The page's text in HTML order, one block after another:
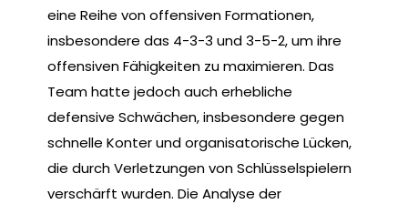
eine Reihe von offensiven Formationen,
insbesondere das 4-3-3 und 3-5-2, um ihre
offensiven Fähigkeiten zu maximieren. Das
Team hatte jedoch auch erhebliche
defensive Schwächen, insbesondere gegen
schnelle Konter und organisatorische Lücken,
die durch Verletzungen von Schlüsselspielern
verschärft wurden. Die Analyse der